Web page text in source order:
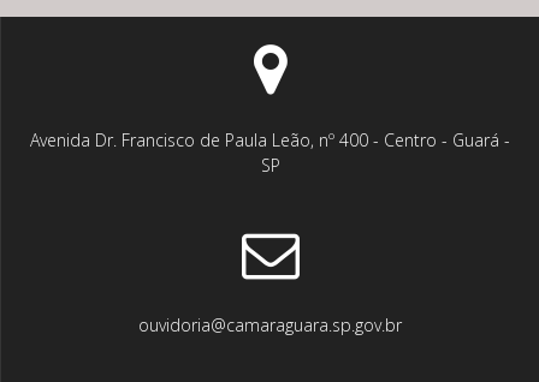
Avenida Dr. Francisco de Paula Leão, nº 400 - Centro - Guará -
SP
ouvidoria@camaraguara.sp.gov.br